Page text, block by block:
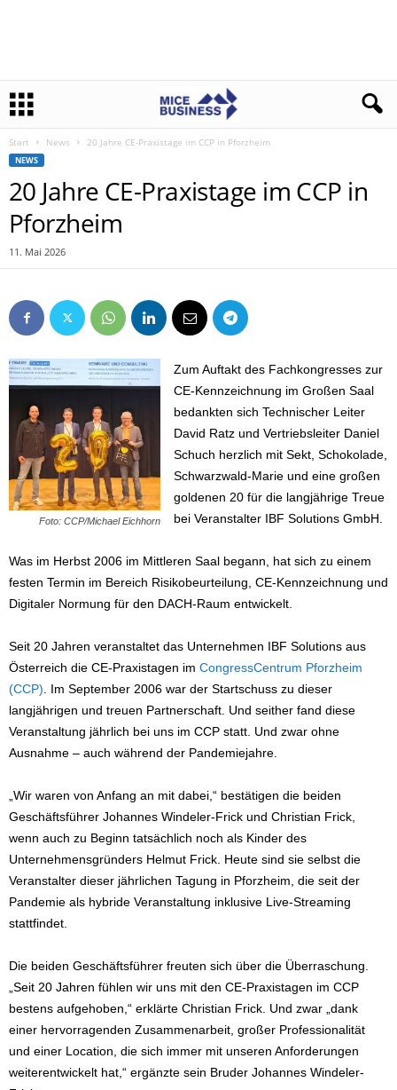
Start News 20 Jahre CE-Praxistage im CCP in Pforzheim
NEWS
20 Jahre CE-Praxistage im CCP in
Pforzheim
11. Mai 2026
Foto: CCP/Michael Eichhorn
Zum Auftakt des Fachkongresses zur
CE-Kennzeichnung im Großen Saal
bedankten sich Technischer Leiter
David Ratz und Vertriebsleiter Daniel
Schuch herzlich mit Sekt, Schokolade,
Schwarzwald-Marie und eine großen
goldenen 20 für die langjährige Treue
bei Veranstalter IBF Solutions GmbH.
Was im Herbst 2006 im Mittleren Saal begann, hat sich zu einem
festen Termin im Bereich Risikobeurteilung, CE-Kennzeichnung und
Digitaler Normung für den DACH-Raum entwickelt.
Seit 20 Jahren veranstaltet das Unternehmen IBF Solutions aus
Österreich die CE-Praxistagen im CongressCentrum Pforzheim
(CCP) . Im September 2006 war der Startschuss zu dieser
langjährigen und treuen Partnerschaft. Und seither fand diese
Veranstaltung jährlich bei uns im CCP statt. Und zwar ohne
Ausnahme – auch während der Pandemiejahre.
„Wir waren von Anfang an mit dabei,“ bestätigen die beiden
Geschäftsführer Johannes Windeler-Frick und Christian Frick,
wenn auch zu Beginn tatsächlich noch als Kinder des
Unternehmensgründers Helmut Frick. Heute sind sie selbst die
Veranstalter dieser jährlichen Tagung in Pforzheim, die seit der
Pandemie als hybride Veranstaltung inklusive Live-Streaming
stattfindet.
Die beiden Geschäftsführer freuten sich über die Überraschung.
„Seit 20 Jahren fühlen wir uns mit den CE-Praxistagen im CCP
bestens aufgehoben,“ erklärte Christian Frick. Und zwar „dank
einer hervorragenden Zusammenarbeit, großer Professionalität
und einer Location, die sich immer mit unseren Anforderungen
weiterentwickelt hat,“ ergänzte sein Bruder Johannes Windeler-